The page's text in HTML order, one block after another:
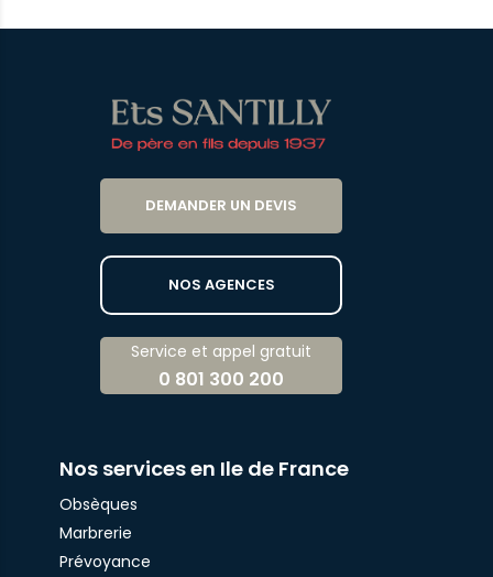
DEMANDER UN DEVIS
NOS AGENCES
Service et appel gratuit
0 801 300 200
Nos services en Ile de France
Obsèques
Marbrerie
Prévoyance